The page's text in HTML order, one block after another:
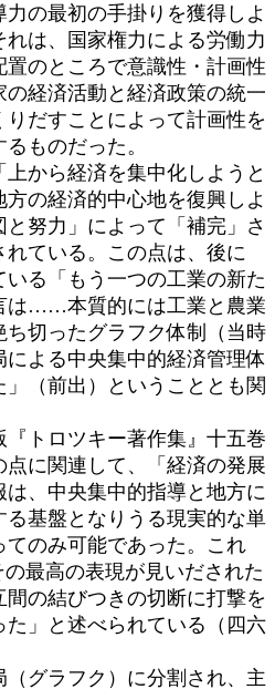
の最初の手掛りを獲得しよ
は、国家権力による労働力
のところで意識性・計画性
経済活動と経済政策の統一
だすことによって計画性を
ものだった。
から経済を集中化しようと
の経済的中心地を復興しよ
努力」によって「補完」さ
ている。この点は、後に
いる「もう一つの工業の新た
は……本質的には工業と農業
切ったグラフク体制（当時
よる中央集中的経済管理体
（前出）ということとも関
トロツキー著作集』十五巻
に関連して、「経済の発展
、中央集中的指導と地方に
基盤となりうる現実的な単
のみ可能であった。これ
最高の表現が見いだされた
の結びつきの切断に打撃を
」と述べられている（四六
グラフク）に分割され、主